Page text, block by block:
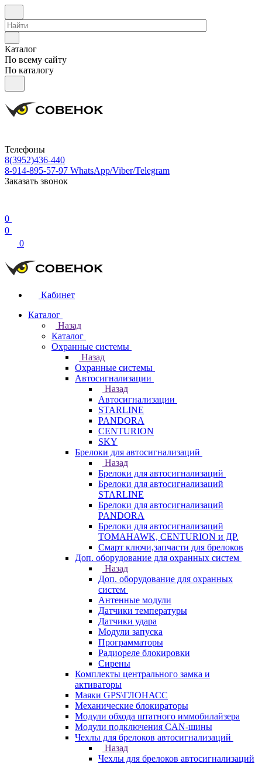
Каталог
По всему сайту
По каталогу
Телефоны
8(3952)436-440
8-914-895-57-97 WhatsApp/Viber/Telegram
Заказать звонок
0
0
0
Кабинет
Каталог
Назад
Каталог
Охранные системы
Назад
Охранные системы
Автосигнализации
Назад
Автосигнализации
STARLINE
PANDORA
CENTURION
SKY
Брелоки для автосигнализаций
Назад
Брелоки для автосигнализаций
Брелоки для автосигнализаций
STARLINE
Брелоки для автосигнализаций
PANDORA
Брелоки для автосигнализаций
TOMAHAWK, CENTURION и ДР.
Смарт ключи,запчасти для брелоков
Доп. оборудование для охранных систем
Назад
Доп. оборудование для охранных
систем
Антенные модули
Датчики температуры
Датчики удара
Модули запуска
Программаторы
Радиореле блокировки
Сирены
Комплекты центрального замка и
активаторы
Маяки GPS\ГЛОНАСС
Механические блокираторы
Модули обхода штатного иммобилайзера
Модули подключения CAN-шины
Чехлы для брелоков автосигнализаций
Назад
Чехлы для брелоков автосигнализаций